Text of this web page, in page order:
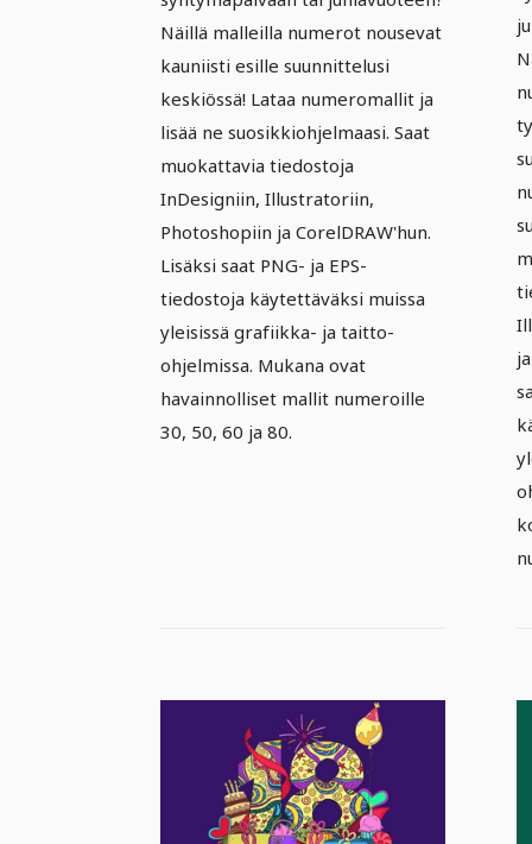
Näillä malleilla numerot nousevat
kauniisti esille suunnittelusi
keskiössä! Lataa numeromallit ja
lisää ne suosikkiohjelmaasi. Saat
muokattavia tiedostoja
InDesigniin, Illustratoriin,
Photoshopiin ja CorelDRAW'hun.
Lisäksi saat PNG- ja EPS-
tiedostoja käytettäväksi muissa
yleisissä grafiikka- ja taitto-
ohjelmissa. Mukana ovat
havainnolliset mallit numeroille
30, 50, 60 ja 80.